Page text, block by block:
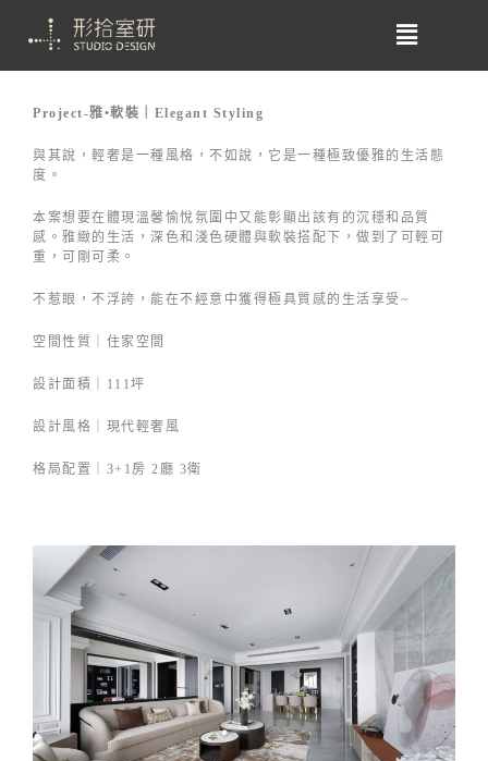
Project-雅•軟裝｜Elegant Styling
與其說，輕奢是一種風格，不如說，它是一種極致優雅的生活態
度。
本案想要在體現溫馨愉悅氛圍中又能彰顯出該有的沉穩和品質
感。雅緻的生活，深色和淺色硬體與軟裝搭配下，做到了可輕可
重，可剛可柔。
不惹眼，不浮誇，能在不經意中獲得極具質感的生活享受~
空間性質｜住家空間
設計面積｜111坪
設計風格｜現代輕奢風
格局配置｜3+1房 2廳 3衛